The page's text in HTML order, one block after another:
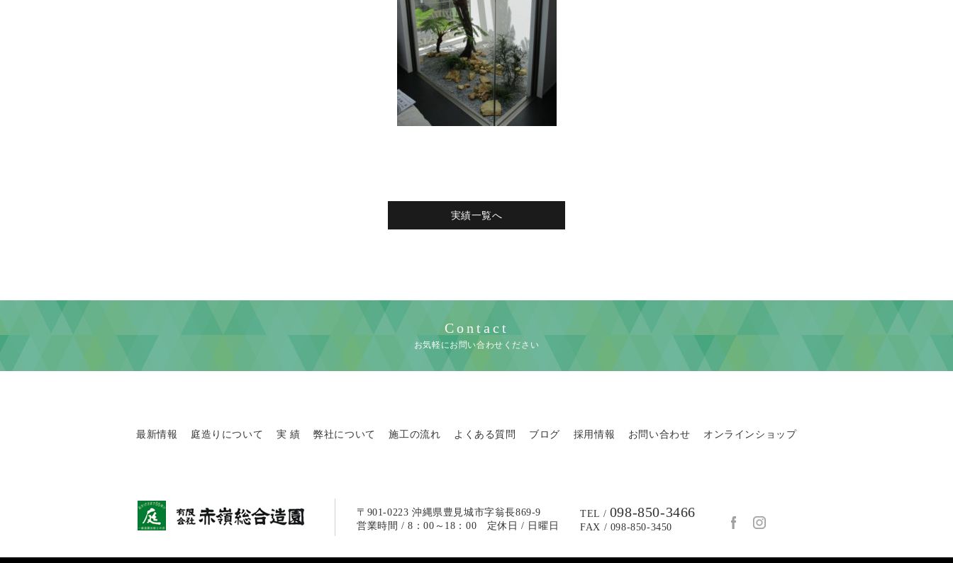
実績一覧へ
Contact
お気軽にお問い合わせください
最新情報 庭造りについて 実 績 弊社について 施工の流れ よくある質問 ブログ 採用情報 お問い合わせ オンラインショップ
〒901-0223 沖縄県豊見城市字翁長869-9
営業時間 / 8：00～18：00 定休日 / 日曜日
TEL / 098-850-3466
FAX / 098-850-3450